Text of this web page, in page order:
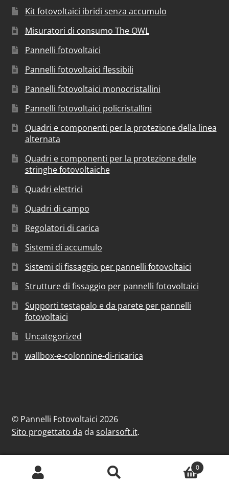
Kit fotovoltaici ibridi senza accumulo
Misuratori di consumo The OWL
Pannelli fotovoltaici
Pannelli fotovoltaici flessibili
Pannelli fotovoltaici monocristallini
Pannelli fotovoltaici policristallini
Quadri e componenti per la protezione della linea
alternata
Quadri e componenti per la protezione delle
stringhe fotovoltaiche
Quadri elettrici
Quadri di campo
Regolatori di carica
Sistemi di accumulo
Sistemi di fissaggio per pannelli fotovoltaici
Strutture di fissaggio per pannelli fotovoltaici
Supporti testapalo e da parete per pannelli
fotovoltaici
Uncategorized
wallbox-e-colonnine-di-ricarica
© Pannelli Fotovoltaici 2026
Sito progettato da da solarsoft.it.
0